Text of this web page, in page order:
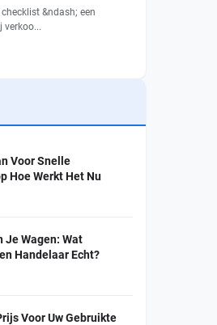
&ndash; een
verkoo...
Voor Snelle
Hoe Werkt Het Nu
Je Wagen: Wat
Handelaar Echt?
Voor Uw Gebruikte